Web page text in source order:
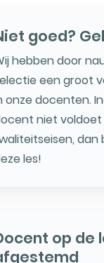
goed?
hebben door
een groot
onze docenten.
niet voldoet
dan
les!
op de